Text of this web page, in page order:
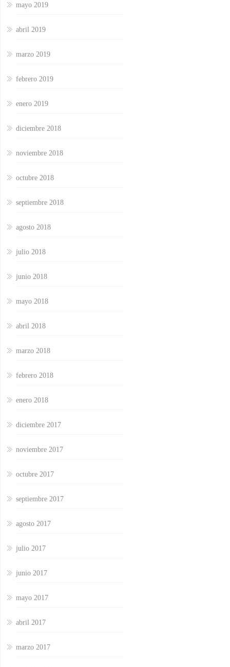
mayo 2019
abril 2019
marzo 2019
febrero 2019
enero 2019
diciembre 2018
noviembre 2018
octubre 2018
septiembre 2018
agosto 2018
julio 2018
junio 2018
mayo 2018
abril 2018
marzo 2018
febrero 2018
enero 2018
diciembre 2017
noviembre 2017
octubre 2017
septiembre 2017
agosto 2017
julio 2017
junio 2017
mayo 2017
abril 2017
marzo 2017